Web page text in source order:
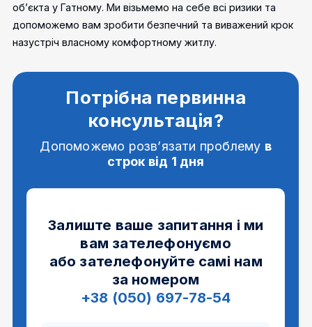
об’єкта у Гатному. Ми візьмемо на себе всі ризики та
допоможемо вам зробити безпечний та виважений крок
назустріч власному комфортному житлу.
Потрібна первинна
консультація?
Допоможемо розв’язати проблему в
строк від 1 дня
Залиште ваше запитання і ми
вам зателефонуємо
або зателефонуйте самі нам
за номером
+38 (050) 697-78-54